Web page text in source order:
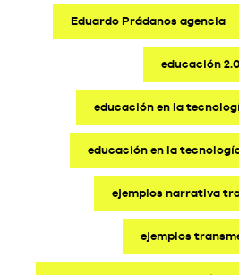
Eduardo Prádanos agencia
educación 2.0
educación en la
educación en la
ejemplos narrativa
ejemplos